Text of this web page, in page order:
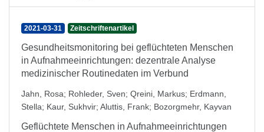
2021-03-31 Zeitschriftenartikel
Gesundheitsmonitoring bei geflüchteten Menschen
in Aufnahmeeinrichtungen: dezentrale Analyse
medizinischer Routinedaten im Verbund
Jahn, Rosa; Rohleder, Sven; Qreini, Markus; Erdmann,
Stella; Kaur, Sukhvir; Aluttis, Frank; Bozorgmehr, Kayvan
Geflüchtete Menschen in Aufnahmeeinrichtungen